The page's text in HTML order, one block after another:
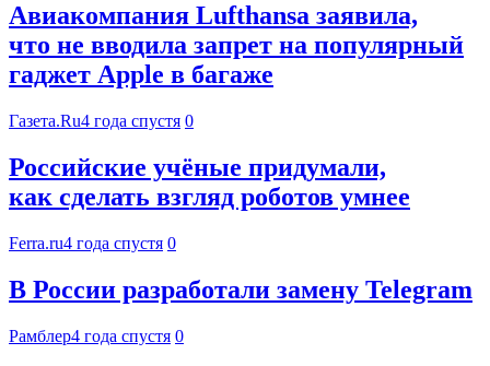
Авиакомпания Lufthansa заявила,
что не вводила запрет на популярный
гаджет Apple в багаже
Газета.Ru4 года спустя 0
Российские учёные придумали,
как сделать взгляд роботов умнее
Ferra.ru4 года спустя 0
В России разработали замену Telegram
Рамблер4 года спустя 0